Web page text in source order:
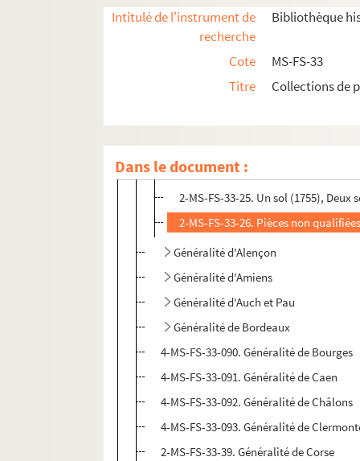
Intitulé de l'instrument de
recherche
Bibliothèque
Cote
MS-FS-33
Titre
Collections de
Dans le document :
[Lucien Raulet ? et/ou Henri Vivarez ?].
Études sur les papiers timbrés
Ancien Régime. [1re collection]. Timbres
Généralité d'Aix
4-MS-FS-33-067. Pour expédition
2-MS-FS-33-24. Six deniers (1694),
4-MS-FS-33-068. I sol IV deniers.
2-MS-FS-33-25. Un sol (1755), Deux
2-MS-FS-33-26. Pièces non
Généralité d'Alençon
Généralité d'Amiens
Généralité d'Auch et Pau
Généralité de Bordeaux
4-MS-FS-33-090. Généralité de Bourges
4-MS-FS-33-091. Généralité de Caen
4-MS-FS-33-092. Généralité de Châlons
4-MS-FS-33-093. Généralité de
2-MS-FS-33-39. Généralité de Corse